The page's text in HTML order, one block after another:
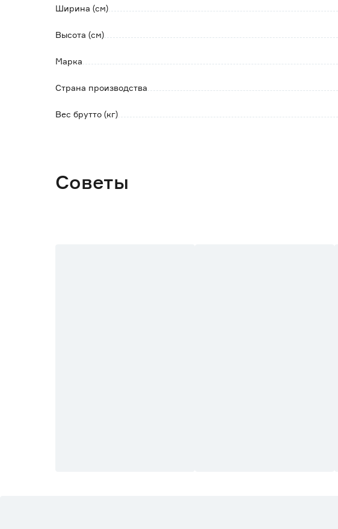
Ширина (см)
Высота (см)
Марка
Страна производства
Вес брутто (кг)
Советы